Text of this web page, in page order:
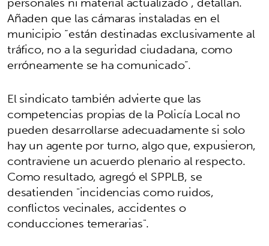
Añaden que las cámaras instaladas en el
municipio “están destinadas exclusivamente al
tráfico, no a la seguridad ciudadana, como
erróneamente se ha comunicado”.
El sindicato también advierte que las
competencias propias de la Policía Local no
pueden desarrollarse adecuadamente si solo
hay un agente por turno, algo que, expusieron,
contraviene un acuerdo plenario al respecto.
Como resultado, agregó el SPPLB, se
desatienden "incidencias como ruidos,
conflictos vecinales, accidentes o
conducciones temerarias".